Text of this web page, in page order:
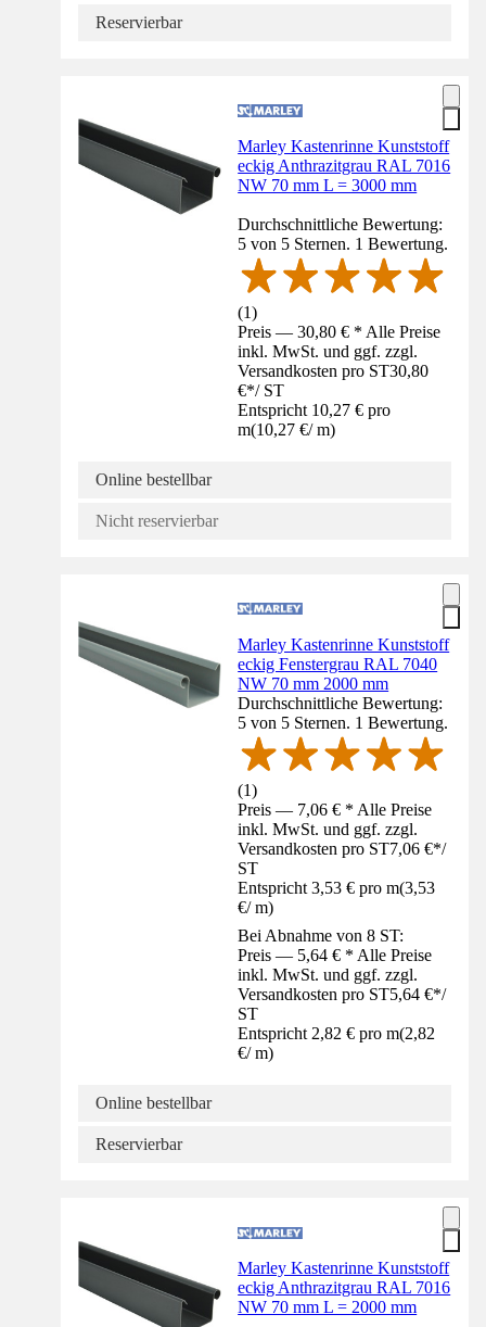
Reservierbar
Marley Kastenrinne Kunststoff
eckig Anthrazitgrau RAL 7016
NW 70 mm L = 3000 mm
Durchschnittliche Bewertung:
5 von 5 Sternen. 1 Bewertung.
(1)
Preis — 30,80 € * Alle Preise
inkl. MwSt. und ggf. zzgl.
Versandkosten pro ST30,80
€*/ ST
Entspricht 10,27 € pro
m(10,27 €/ m)
Online bestellbar
Nicht reservierbar
Marley Kastenrinne Kunststoff
eckig Fenstergrau RAL 7040
NW 70 mm 2000 mm
Durchschnittliche Bewertung:
5 von 5 Sternen. 1 Bewertung.
(1)
Preis — 7,06 € * Alle Preise
inkl. MwSt. und ggf. zzgl.
Versandkosten pro ST7,06 €*/
ST
Entspricht 3,53 € pro m(3,53
€/ m)
Bei Abnahme von 8 ST:
Preis — 5,64 € * Alle Preise
inkl. MwSt. und ggf. zzgl.
Versandkosten pro ST5,64 €*/
ST
Entspricht 2,82 € pro m(2,82
€/ m)
Online bestellbar
Reservierbar
Marley Kastenrinne Kunststoff
eckig Anthrazitgrau RAL 7016
NW 70 mm L = 2000 mm